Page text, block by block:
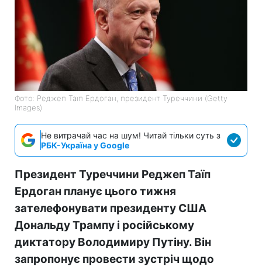
Фото: Реджеп Таїп Ердоган, президент Туреччини (Getty
Images)
Не витрачай час на шум! Читай тільки суть з
РБК-Україна у Google
Президент Туреччини Реджеп Таїп
Ердоган планує цього тижня
зателефонувати президенту США
Дональду Трампу і російському
диктатору Володимиру Путіну. Він
запропонує провести зустріч щодо